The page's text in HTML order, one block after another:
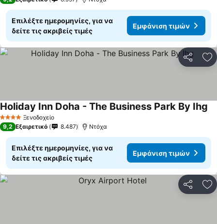
Επιλέξτε ημερομηνίες, για να
δείτε τις ακριβείς τιμές
Εμφάνιση τιμών
4 ΑστέριαΞενοδοχείο
Holiday Inn Doha - The Business Park By Ihg
9,2 Εξαιρετικό 8.487 Ντόχα
Επιλέξτε ημερομηνίες, για να
δείτε τις ακριβείς τιμές
Εμφάνιση τιμών